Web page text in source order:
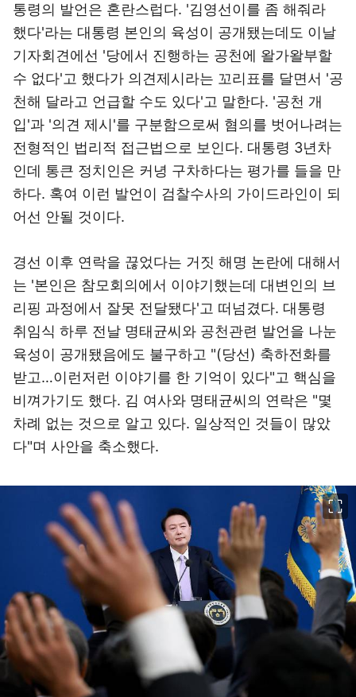
통령의 발언은 혼란스럽다. '김영선이를 좀 해줘라
했다'라는 대통령 본인의 육성이 공개됐는데도 이날
기자회견에선 '당에서 진행하는 공천에 왈가왈부할
수 없다'고 했다가 의견제시라는 꼬리표를 달면서 '공
천해 달라고 언급할 수도 있다'고 말한다. '공천 개
입'과 '의견 제시'를 구분함으로써 혐의를 벗어나려는
전형적인 법리적 접근법으로 보인다. 대통령 3년차
인데 통큰 정치인은 커녕 구차하다는 평가를 들을 만
하다. 혹여 이런 발언이 검찰수사의 가이드라인이 되
어선 안될 것이다.
경선 이후 연락을 끊었다는 거짓 해명 논란에 대해서
는 '본인은 참모회의에서 이야기했는데 대변인의 브
리핑 과정에서 잘못 전달됐다'고 떠넘겼다. 대통령
취임식 하루 전날 명태균씨와 공천관련 발언을 나눈
육성이 공개됐음에도 불구하고 "(당선) 축하전화를
받고…이런저런 이야기를 한 기억이 있다"고 핵심을
비껴가기도 했다. 김 여사와 명태균씨의 연락은 "몇
차례 없는 것으로 알고 있다. 일상적인 것들이 많았
다"며 사안을 축소했다.